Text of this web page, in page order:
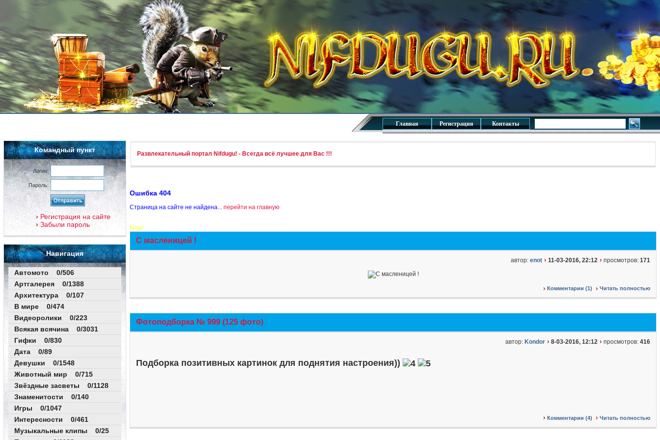
Главная Регистрация Контакты
Командный пункт
Логин:
Пароль:
Регистрация на сайте
Забыли пароль
Навигация
Автомото 0/506
Артгалерея 0/1388
Архитектура 0/107
В мире 0/474
Видеоролики 0/223
Всякая всячина 0/3031
Гифки 0/830
Дата 0/89
Девушки 0/1548
Животный мир 0/715
Звёздные засветы 0/1128
Знаменитости 0/140
Игры 0/1047
Интересности 0/461
Музыкальные клипы 0/25
Развлекательный портал Nifdugu! - Всегда всё лучшее для Вас !!!
Ошибка 404
Страница на сайте не найдена... перейти на главную
New!
С масленицей !
автор: enot 11-03-2016, 22:12 просмотров: 171
Комментарии (1) Читать полностью
Фотоподборка № 999 (125 фото)
автор: Kondor 8-03-2016, 12:12 просмотров: 416
Подборка позитивных картинок для поднятия настроения))
Комментарии (4) Читать полностью